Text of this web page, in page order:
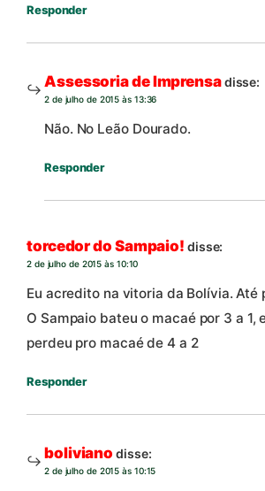
Responder
Assessoria de Imprensadisse:
2 de julho de 2015 às 13:36
Não. No Leão Dourado.
Responder
torcedor do Sampaio! disse:
2 de julho de 2015 às 10:10
Eu acredito na vitoria da Bolívia. Até
O Sampaio bateu o macaé por 3 a 1,
perdeu pro macaé de 4 a 2
Responder
boliviano disse:
2 de julho de 2015 às 10:15